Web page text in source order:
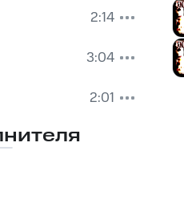
2:14
3:04
2:01